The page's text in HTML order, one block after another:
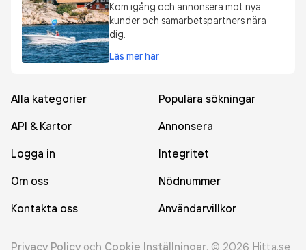
Kom igång och annonsera mot nya
kunder och samarbetspartners nära
dig.
Läs mer här
Alla kategorier
Populära sökningar
API & Kartor
Annonsera
Logga in
Integritet
Om oss
Nödnummer
Kontakta oss
Användarvillkor
Privacy Policy och Cookie Inställningar. © 2026 Hitta.se